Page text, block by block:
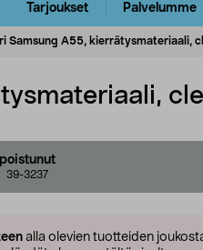
Tarjoukset Palvelumme
Samsung A55, kierrätysmateriaali,
39-3237
alla olevien tuotteiden